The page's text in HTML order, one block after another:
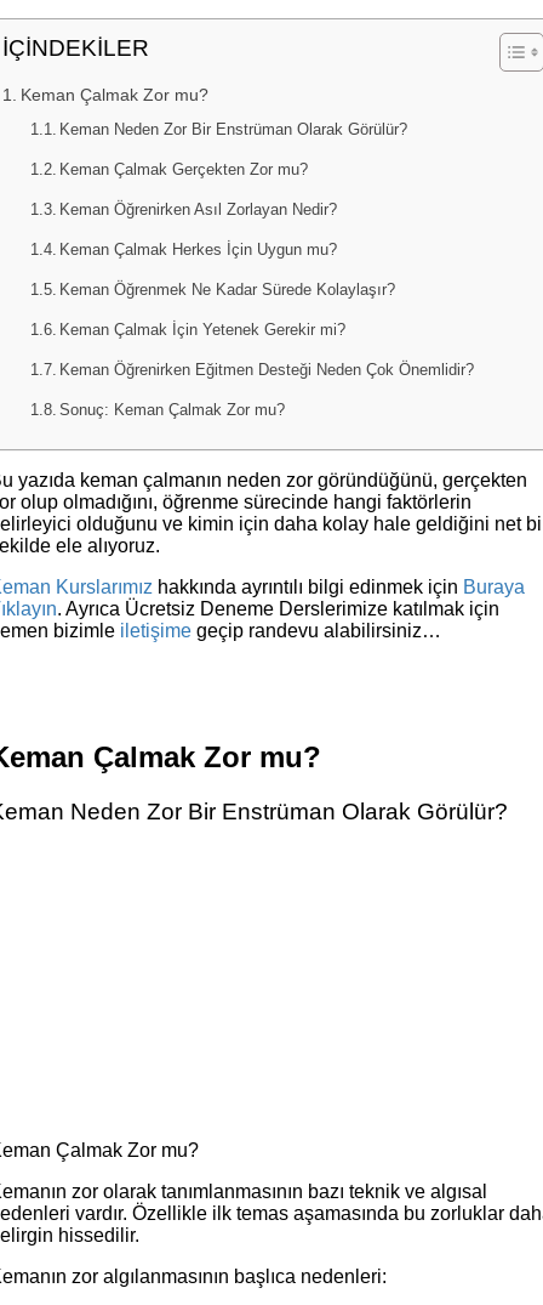
İÇİNDEKİLER
Keman Çalmak Zor mu?
Keman Neden Zor Bir Enstrüman Olarak Görülür?
Keman Çalmak Gerçekten Zor mu?
Keman Öğrenirken Asıl Zorlayan Nedir?
Keman Çalmak Herkes İçin Uygun mu?
Keman Öğrenmek Ne Kadar Sürede Kolaylaşır?
Keman Çalmak İçin Yetenek Gerekir mi?
Keman Öğrenirken Eğitmen Desteği Neden Çok Önemlidir?
Sonuç: Keman Çalmak Zor mu?
yazıda keman çalmanın neden zor göründüğünü, gerçekten
olup olmadığını, öğrenme sürecinde hangi faktörlerin
olduğunu ve kimin için daha kolay hale geldiğini net
ele alıyoruz.
Kurslarımız hakkında ayrıntılı bilgi edinmek için Buraya
. Ayrıca Ücretsiz Deneme Derslerimize katılmak için
bizimle iletişime geçip randevu alabilirsiniz…
Çalmak Zor mu?
Neden Zor Bir Enstrüman Olarak Görülür?
Çalmak Zor mu?
zor olarak tanımlanmasının bazı teknik ve algısal
vardır. Özellikle ilk temas aşamasında bu zorluklar
hissedilir.
zor algılanmasının başlıca nedenleri: